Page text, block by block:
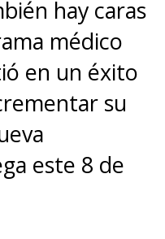
hay caras
médico
en un éxito
su
este 8 de